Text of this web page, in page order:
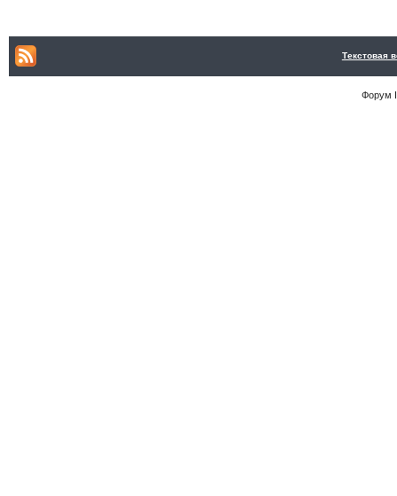
Текстовая
Форум